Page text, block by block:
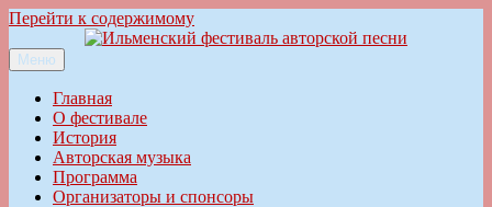
Перейти к содержимому
Ильменский фестиваль авторской песни
Меню
Главная
О фестивале
История
Авторская музыка
Программа
Организаторы и спонсоры